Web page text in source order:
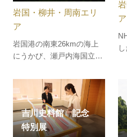
岩国港の南東26kmの海上
にうかび、瀬戸内海国立公
にも恵まれ、漁業が中心
で、釣りや海水浴場、キャ
ンプ場としても好適地であ
る。
岩国・柳井・周南エリ
ア
る
を
探
ア
吉川史料館 記念
特別展